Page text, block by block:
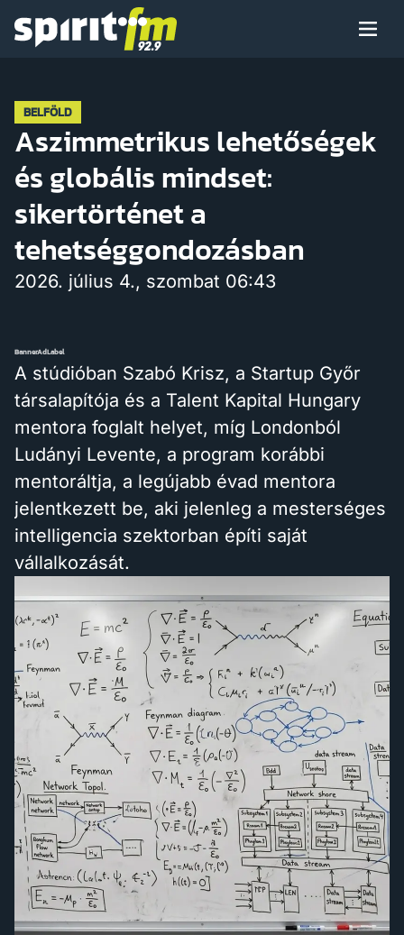
Arcaink
Műsor
Hírek
BELFÖLD
Aszimmetrikus lehetőségek
és globális mindset:
sikertörténet a
tehetséggondozásban
2026. július 4., szombat 06:43
BannerAdLabel
A stúdióban Szabó Krisz, a Startup Győr
társalapítója és a Talent Kapital Hungary
mentora foglalt helyet, míg Londonból
Ludányi Levente, a program korábbi
mentoráltja, a legújabb évad mentora
jelentkezett be, aki jelenleg a mesterséges
intelligencia szektorban építi saját
vállalkozását.